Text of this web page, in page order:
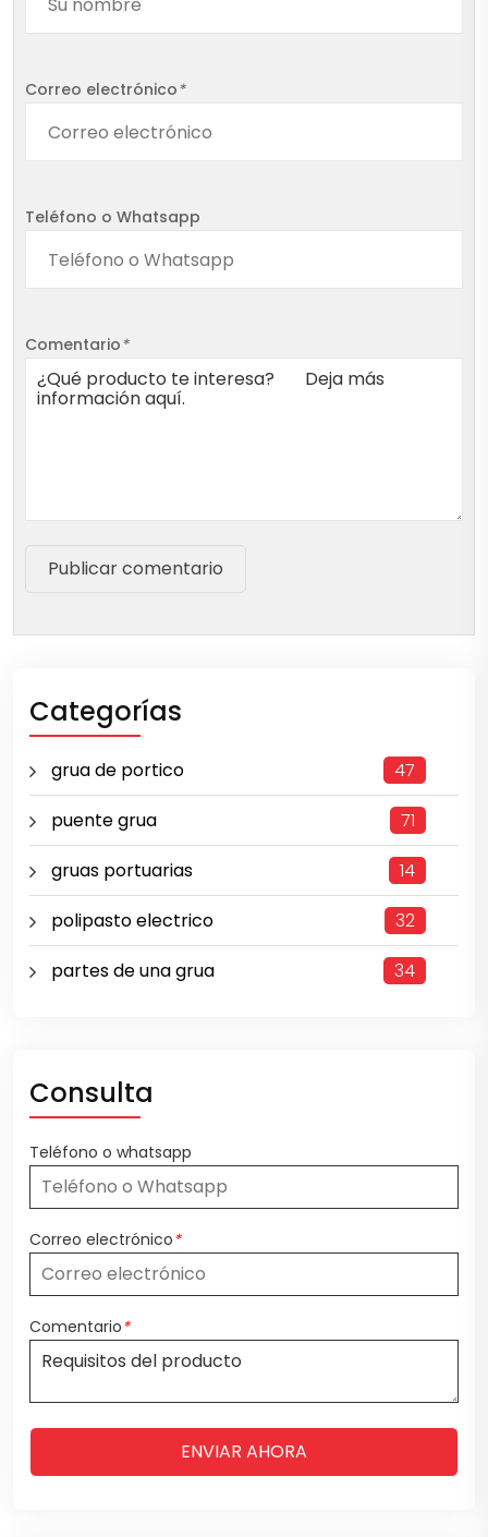
Correo electrónico*
Teléfono o Whatsapp
Comentario*
Publicar comentario
Categorías
grua de portico
47
puente grua
71
gruas portuarias
14
polipasto electrico
32
partes de una grua
34
Consulta
Teléfono o whatsapp
Correo electrónico*
Comentario*
ENVIAR AHORA